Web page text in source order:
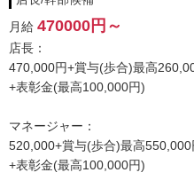
給)
・隔週2回公休、週休2日も全社
・正社員以上、特別休暇年6回あ
◆今年も給与・待遇UPしました！
90000円！
☆月給：290,000円スタート☆
月給 470000円～
店長：
470,000円+賞与(歩合)最高
+表彰金(最高100,000円)
マネージャー：
520,000+賞与(歩合)最高550,000
+表彰金(最高100,000円)